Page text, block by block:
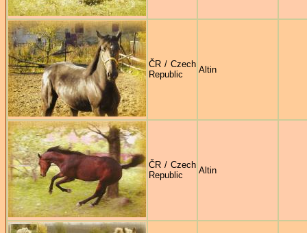
ČR / Czech
Republic
Altin
ČR / Czech
Republic
Altin